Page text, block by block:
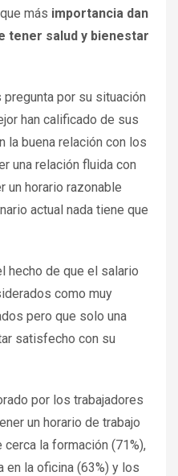
más importancia dan
tener salud y bienestar
por su situación
han calificado de sus
la buena relación con los
una relación fluida con
un horario razonable
actual nada tiene que
hecho de que el salario
como muy
pero que solo una
satisfecho con su
por los trabajadores
un horario de trabajo
la formación (71%),
la oficina (63%) y los